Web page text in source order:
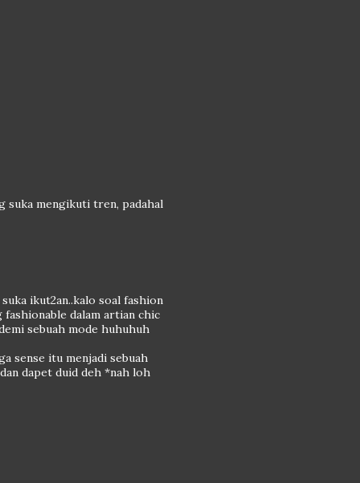
suka mengikuti tren, padahal
ikut2an..kalo soal fashion
dalam artian chic
sebuah mode huhuhuh
sense itu menjadi sebuah
dapet duid deh *nah loh